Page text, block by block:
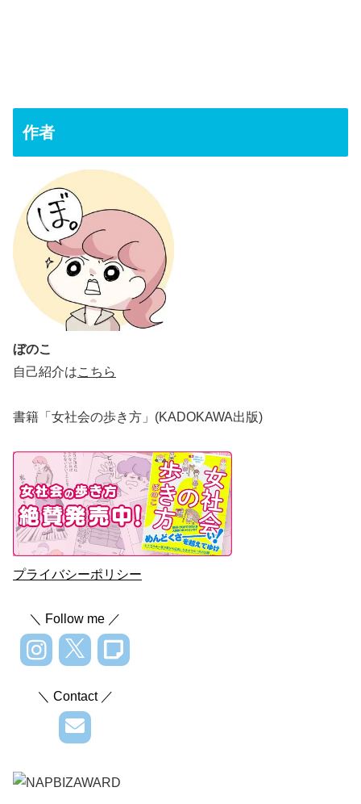
作者
ぼのこ
自己紹介はこちら
書籍「女社会の歩き方」(KADOKAWA出版)
プライバシーポリシー
＼ Follow me ／
＼ Contact ／